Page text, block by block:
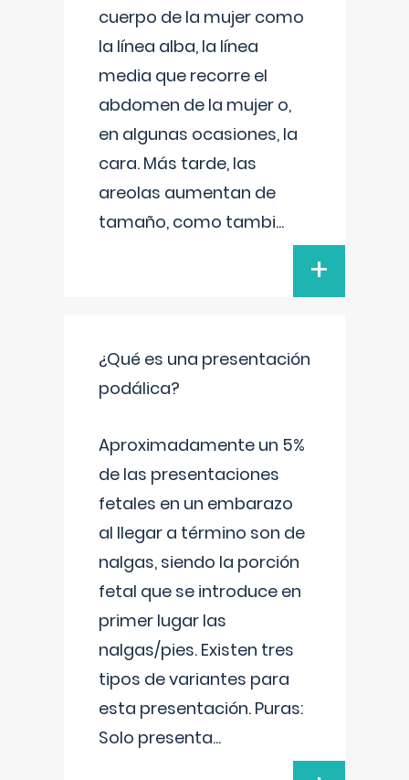
cuerpo de la mujer como
la línea alba, la línea
media que recorre el
abdomen de la mujer o,
en algunas ocasiones, la
cara. Más tarde, las
areolas aumentan de
tamaño, como tambi...
+
¿Qué es una presentación
podálica?
Aproximadamente un 5%
de las presentaciones
fetales en un embarazo
al llegar a término son de
nalgas, siendo la porción
fetal que se introduce en
primer lugar las
nalgas/pies. Existen tres
tipos de variantes para
esta presentación. Puras:
Solo presenta...